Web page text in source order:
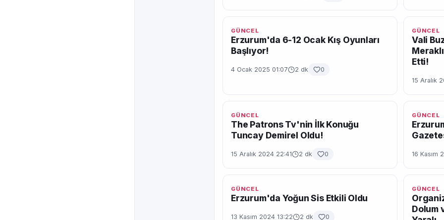
GÜNCEL
Erzurum'da 6-12 Ocak Kış Oyunları
Başlıyor!
4 Ocak 2025 01:07 2 dk 0
GÜNCEL
Vali
Etti!
15 Aralık
GÜNCEL
The Patrons Tv'nin İlk Konuğu
Tuncay Demirel Oldu!
15 Aralık 2024 22:41 2 dk 0
GÜNCEL
16 Kasım
GÜNCEL
Erzurum'da Yoğun Sis Etkili Oldu
13 Kasım 2024 13:22 2 dk 0
GÜNCEL
Dolum